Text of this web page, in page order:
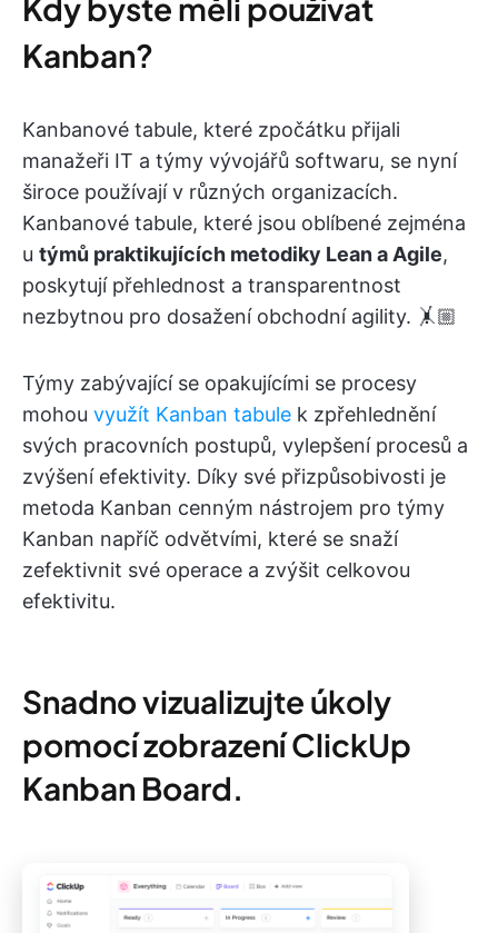
Kdy byste měli používat
Kanban?
Kanbanové tabule, které zpočátku přijali
manažeři IT a týmy vývojářů softwaru, se nyní
široce používají v různých organizacích.
Kanbanové tabule, které jsou oblíbené zejména
u týmů praktikujících metodiky Lean a Agile,
poskytují přehlednost a transparentnost
nezbytnou pro dosažení obchodní agility. 🤸🏼
Týmy zabývající se opakujícími se procesy
mohou využít Kanban tabule k zpřehlednění
svých pracovních postupů, vylepšení procesů a
zvýšení efektivity. Díky své přizpůsobivosti je
metoda Kanban cenným nástrojem pro týmy
Kanban napříč odvětvími, které se snaží
zefektivnit své operace a zvýšit celkovou
efektivitu.
Snadno vizualizujte úkoly
pomocí zobrazení ClickUp
Kanban Board.